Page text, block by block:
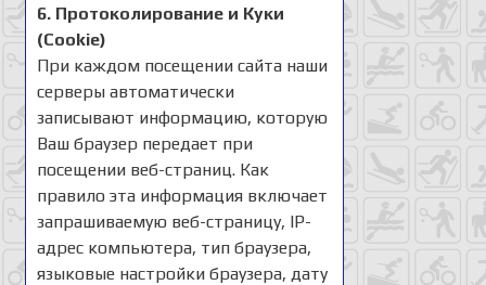
6. Протоколирование и Куки
(Cookie)
При каждом посещении сайта наши
серверы автоматически
записывают информацию, которую
Ваш браузер передает при
посещении веб-страниц. Как
правило эта информация включает
запрашиваемую веб-страницу, IP-
адрес компьютера, тип браузера,
языковые настройки браузера, дату